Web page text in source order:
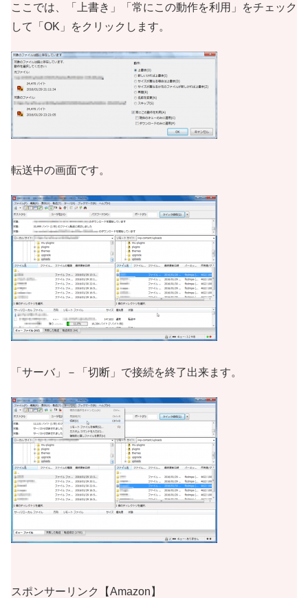
ここでは、「上書き」「常にこの動作を利用」をチェック
して「OK」をクリックします。
転送中の画面です。
「サーバ」－「切断」で接続を終了出来ます。
スポンサーリンク【Amazon】